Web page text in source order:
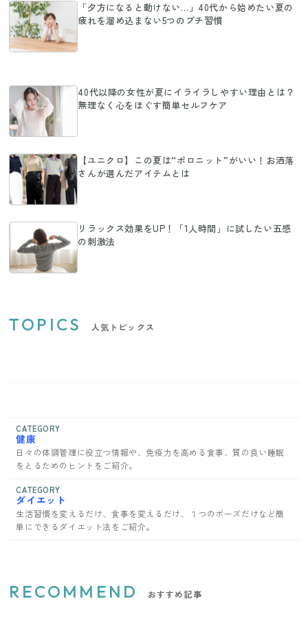
「夕方になると動けない…」40代から始めたい夏の
疲れを溜め込まない5つのプチ習慣
40代以降の女性が夏にイライラしやすい理由とは？
無理なく心をほぐす簡単セルフケア
【ユニクロ】この夏は“ポロニット”がいい！お洒落
さんが選んだアイテムとは
リラックス効果をUP！「1人時間」に試したい五感
の刺激法
TOPICS 人気トピックス
CATEGORY
健康
日々の体調管理に役立つ情報や、免疫力を高める食事、質の良い睡眠
をとるためのヒントをご紹介。
CATEGORY
ダイエット
生活習慣を変えるだけ、食事を変えるだけ、１つのポーズだけなど簡
単にできるダイエット法をご紹介。
RECOMMEND おすすめ記事